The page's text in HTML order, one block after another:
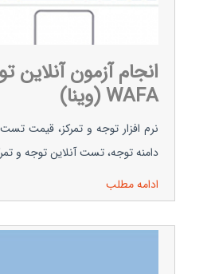
انجام آزمون آنلاین
WAFA (وینا)
نرم افزار توجه و تمرکز، قیمت
دامنه توجه، تست آنلاین توجه و
ادامه مطلب